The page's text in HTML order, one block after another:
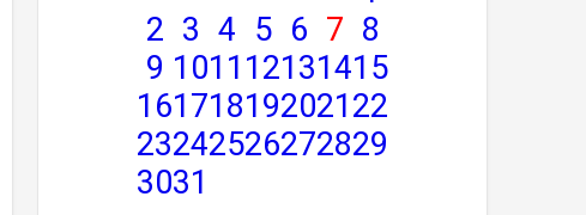
2 3 4 5 6 7 8
9 1011 12131415
16171819202122
23242526272829
3031